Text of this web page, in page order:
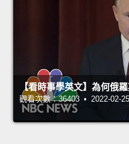
【看時事學英文】為何俄
觀看次數：36403 • 2022-02-25